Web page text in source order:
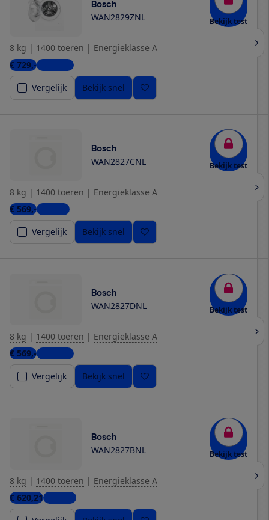
Bosch
WAN2829ZNL Bekijk test
8 kg | 1400 toeren | Energieklasse A
€ 729,-3 winkels
Vergelijk
Bekijk snel
Bosch
WAN2827CNL Bekijk test
8 kg | 1400 toeren | Energieklasse A
€ 569,-1 winkel
Vergelijk
Bekijk snel
Bosch
WAN2827DNL Bekijk test
8 kg | 1400 toeren | Energieklasse A
€ 569,-4 winkels
Vergelijk
Bekijk snel
Bosch
WAN2827BNL Bekijk test
8 kg | 1400 toeren | Energieklasse A
€ 620,211 winkel